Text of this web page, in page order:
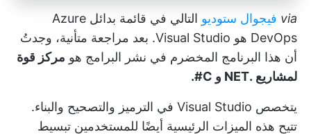
via فيجوال ستوديو
التالي في قائمة بدائل Azure
DevOps هو Visual Studio. بعد مراجعة متأنية، وجدتُ
أن هذا البرنامج المخضرم في نشر البرامج هو مركز قوة
لمشاريع .NET و C#.
يتخصص Visual Studio في الترميز والتصحيح والبناء.
تتيح هذه الميزات الرئيسية أيضًا للمستخدمين تبسيط